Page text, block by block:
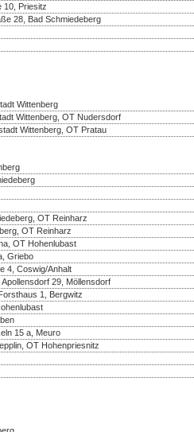
10, Priesitz
28, Bad Schmiedeberg
Wittenberg
Wittenberg, OT Nudersdorf
Wittenberg, OT Pratau
OT Reinharz
OT Reinharz
OT Hohenlubast
Griebo
4, Coswig/Anhalt
29, Möllensdorf
1, Bergwitz
15 a, Meuro
OT Hohenpriesnitz